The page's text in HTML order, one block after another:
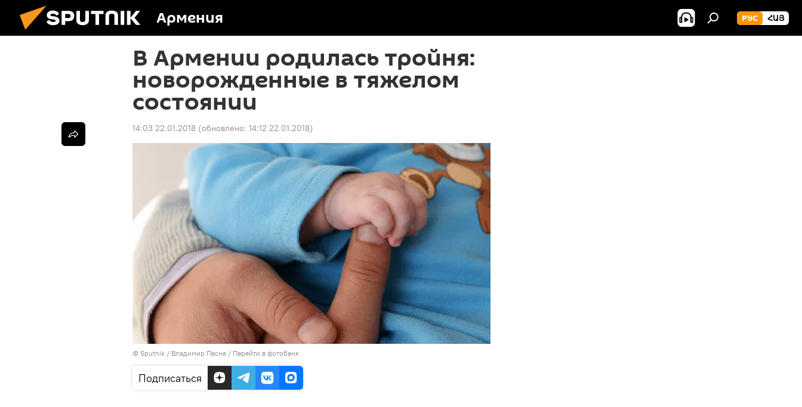
Армения РУС ՀԱՅ
В Армении родилась тройня:
новорожденные в тяжелом
состоянии
14:03 22.01.2018 (обновлено: 14:12 22.01.2018)
© Sputnik / Владимир Песня / Перейти в фотобанк
Подписаться